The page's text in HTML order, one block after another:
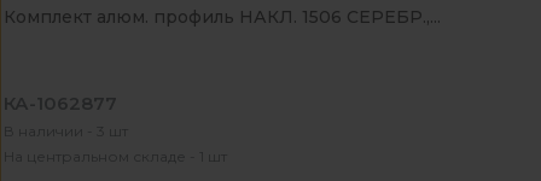
Комплект алюм. профиль НАКЛ. 1506 СЕРЕБР.,...
КА-1062877
В наличии - 3 шт
На центральном складе - 1 шт